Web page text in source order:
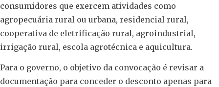
consumidores que exercem atividades como
agropecuária rural ou urbana, residencial rural,
cooperativa de eletrificação rural, agroindustrial,
irrigação rural, escola agrotécnica e aquicultura.
Para o governo, o objetivo da convocação é revisar a
documentação para conceder o desconto apenas para